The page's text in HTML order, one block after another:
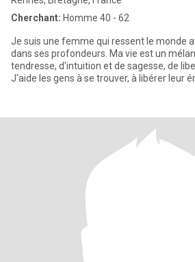
Cherchant: Homme 40 - 62
Je suis une femme qui ressent le monde
dans ses profondeurs. Ma vie est un
tendresse, d'intuition et de sagesse, de
J'aide les gens à se trouver, à libérer leur